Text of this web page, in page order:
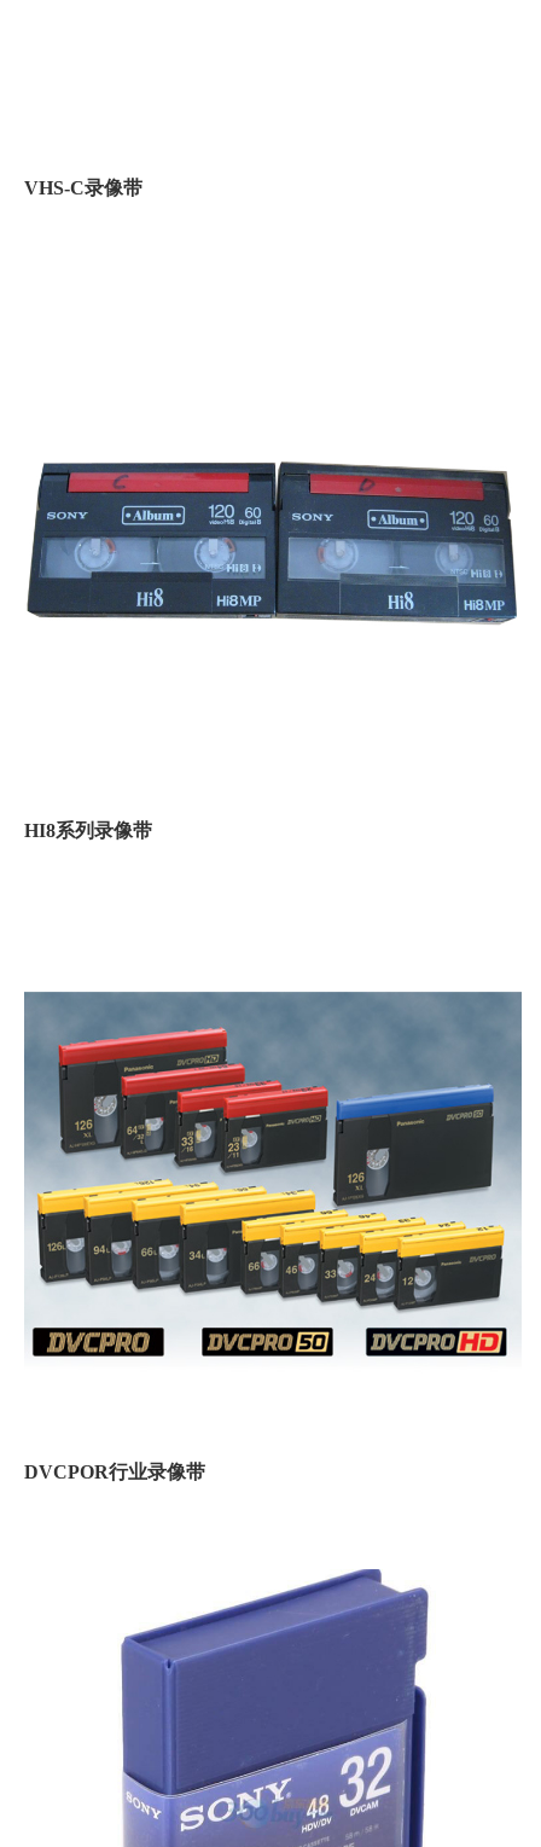
VHS-C录像带
HI8系列录像带
DVCPOR行业录像带